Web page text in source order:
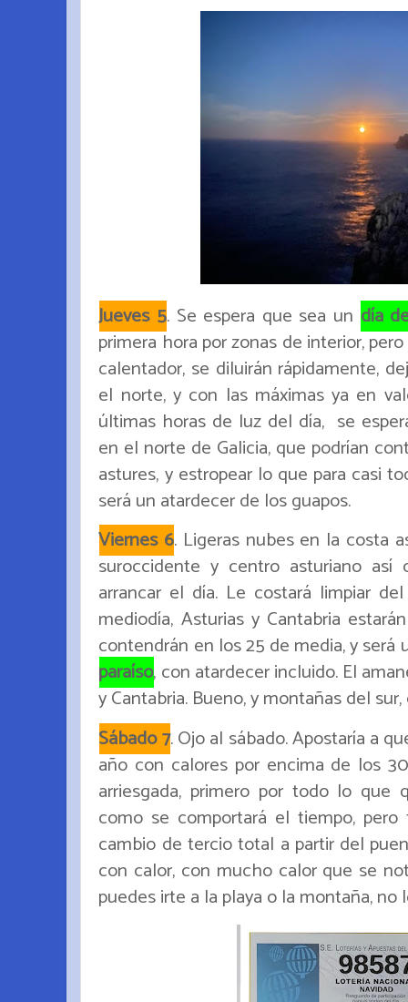
Jueves 5. Se espera que sea un día
primera hora por zonas de interior,
calentador, se diluirán rápidamente,
el norte, y con las máximas ya en
últimas horas de luz del día, se
en el norte de Galicia, que podrían
astures, y estropear lo que para casi
será un atardecer de los guapos.
Viernes 6. Ligeras nubes en la costa
suroccidente y centro asturiano
arrancar el día. Le costará limpiar
mediodía, Asturias y Cantabria
contendrán en los 25 de media, y será
paraíso, con atardecer incluido. El
y Cantabria. Bueno, y montañas del sur,
Sábado 7. Ojo al sábado. Apostaría a
año con calores por encima de los
arriesgada, primero por todo lo que
como se comportará el tiempo,
cambio de tercio total a partir del
con calor, con mucho calor que se
puedes irte a la playa o la montaña,